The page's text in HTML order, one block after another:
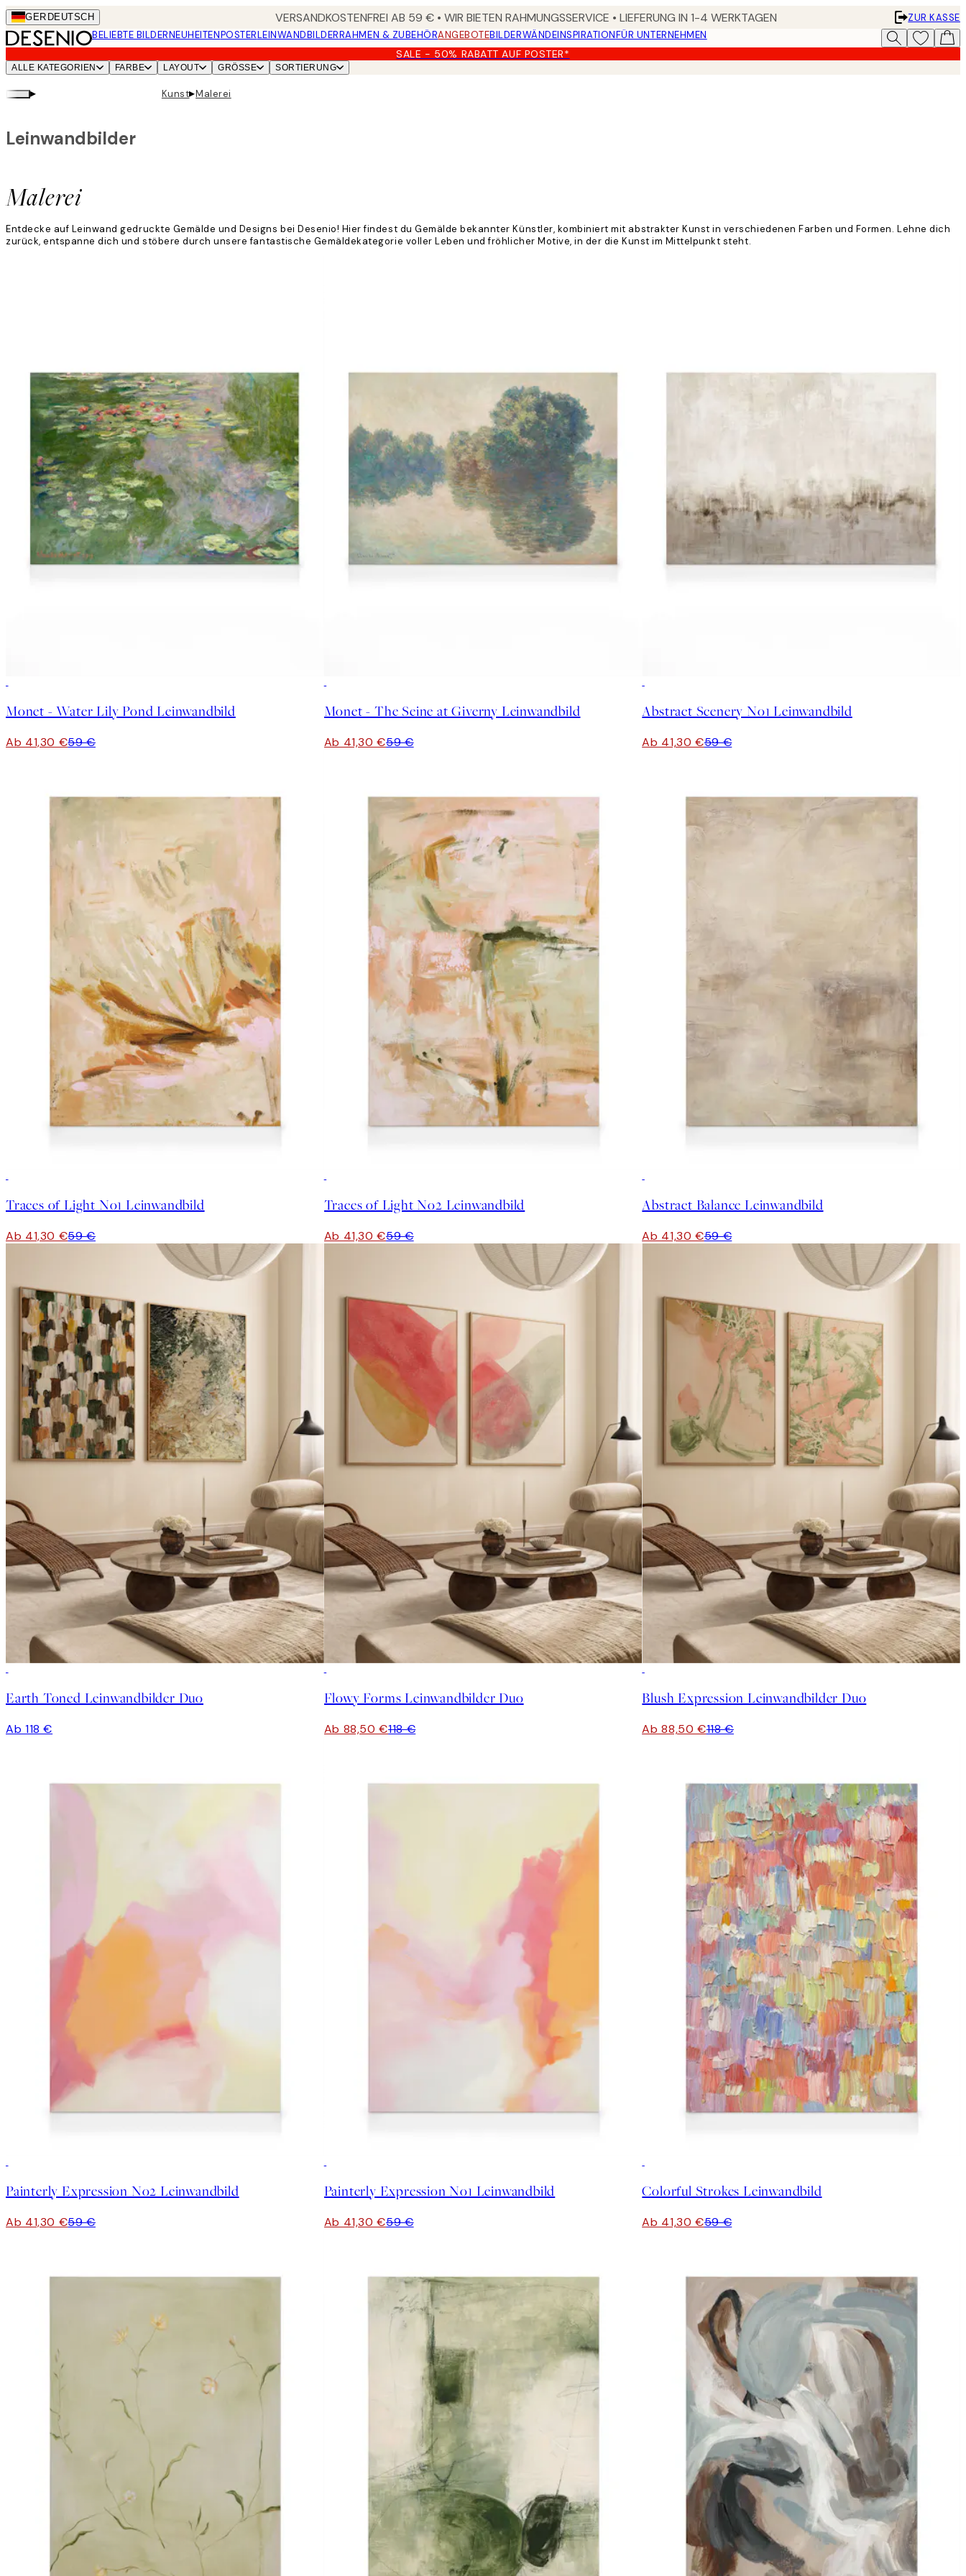
Skip
to
main
content.
GER DEUTSCH VERSANDKOSTENFREI AB 59 € • WIR BIETEN RAHMUNGSSERVICE • LIEFERUNG IN 1-4 WERKTAGEN
ZUR KASSE
BELIEBTE BILDERNEUHEITENPOSTERLEINWANDBILDERRAHMEN & ZUBEHÖRANGEBOTEBILDERWÄNDEINSPIRATIONFÜR UNTERNEHMEN
SALE - 50% RABATT AUF POSTER*
ALLE KATEGORIEN FARBE LAYOUT GRÖSSE SORTIERUNG
▸ Kunst▸Malerei
Malerei
Leinwandbilder
Entdecke auf Leinwand gedruckte Gemälde und Designs bei Desenio! Hier findest du Gemälde bekannter Künstler, kombiniert mit abstrakter Kunst in verschiedenen Farben und Formen. Lehne dich
zurück, entspanne dich und stöbere durch unsere fantastische Gemäldekategorie voller Leben und fröhlicher Motive, in der die Kunst im Mittelpunkt steht.
Monet - Water Lily Pond Leinwandbild
Ab 41,30 €59 €
Monet - The Seine at Giverny Leinwandbild
Ab 41,30 €59 €
Abstract Scenery No1 Leinwandbild
Ab 41,30 €59 €
Traces of Light No1 Leinwandbild
Ab 41,30 €59 €
Traces of Light No2 Leinwandbild
Ab 41,30 €59 €
Abstract Balance Leinwandbild
Ab 41,30 €59 €
Earth Toned Leinwandbilder Duo
Ab 118 €
Flowy Forms Leinwandbilder Duo
Ab 88,50 €118 €
Blush Expression Leinwandbilder Duo
Ab 88,50 €118 €
Painterly Expression No2 Leinwandbild
Ab 41,30 €59 €
Painterly Expression No1 Leinwandbild
Ab 41,30 €59 €
Colorful Strokes Leinwandbild
Ab 41,30 €59 €